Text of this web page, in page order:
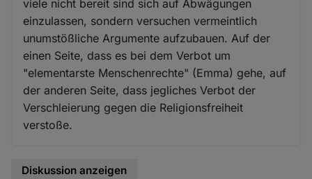
viele nicht bereit sind sich auf Abwägungen
einzulassen, sondern versuchen vermeintlich
unumstößliche Argumente aufzubauen. Auf der
einen Seite, dass es bei dem Verbot um
"elementarste Menschenrechte" (Emma) gehe, auf
der anderen Seite, dass jegliches Verbot der
Verschleierung gegen die Religionsfreiheit
verstoße.
Diskussion anzeigen